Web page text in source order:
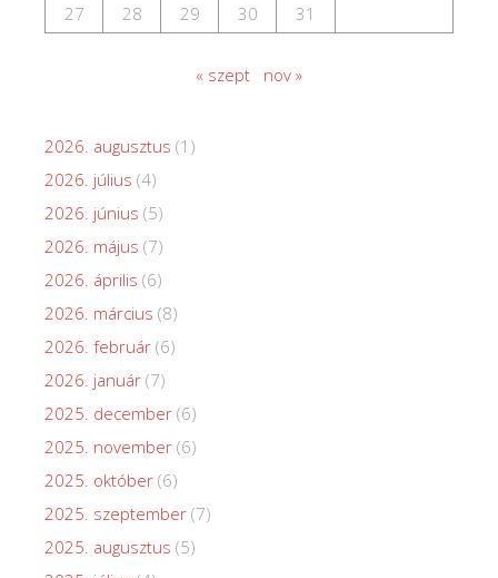
27
28 29 30 31
« szept nov »
2026. augusztus (1)
2026. július (4)
2026. június (5)
2026. május (7)
2026. április (6)
2026. március (8)
2026. február (6)
2026. január (7)
2025. december (6)
2025. november (6)
2025. október (6)
2025. szeptember (7)
2025. augusztus (5)